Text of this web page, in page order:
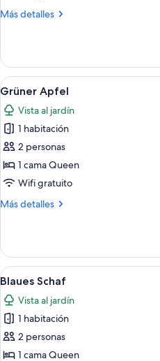
Más detalles
Más
Schnecke
Abrir
todas
las
fotos
de
Grüner
Apfel
9
Grüner Apfel
Vista al jardín
1 habitación
2 personas
1 cama Queen
Wifi gratuito
Más detalles
Más
Apfel
Abrir
todas
las
fotos
de
Blaues
8
Blaues Schaf
Vista al jardín
1 habitación
2 personas
1 cama Queen